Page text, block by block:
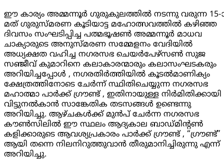
ഈ കാര്യം അമ്മന്നൂർ ഗുരുകുലത്തിൽ നടന്നു വരുന്ന 15-
മത് ഗുരുസ്മരണ കൂടിയാട്ട മഹോത്സവത്തിൽ കഴിഞ്ഞ
ദിവസം സംഘടിപ്പിച്ച പത്മഭൂഷൺ അമ്മന്നൂർ മാധവ
ചാക്യാരുടെ അനുസ്മരണ സമ്മേളനം വേദിയിൽ
അധ്യക്ഷത വഹിച്ച നഗരസഭ ചെയർപേഴ്സൺ സുജ
സഞ്ജീവ് കുമാറിനെ കലാകാരന്മാരും കലാസംഘടകരും
അറിയിച്ചപ്പോൾ , നഗരതിർത്തിയിൽ കൂടൽമാണിക്യം
ക്ഷേത്രത്തിനോടെ ചേർന്ന് സ്ഥിതിചെയ്യുന്ന നഗരസഭ
മഹാത്മാ പാർക്ക് ഗ്രൗണ്ട് , ഇതിനായുള്ള നിർമിതിക്കായി
വിട്ടുനൽകാൻ സാങ്കേതിക തടസങ്ങൾ ഉണ്ടെന്നു
അറിയിച്ചു. ആഴ്ചകൾക്ക് മുൻപ് ചേർന്ന നഗരസഭ
കൗൺസിലിൽ ഈ സ്ഥലം ആദ്യകാല ബാഡ്മിന്റൺ
കളിക്കാരുടെ ആവശ്യപ്രകാരം പാർക്ക് ഗ്രൗണ്ട് , “ഗ്രൗണ്ട്”
ആയി തന്നെ നിലനിറുത്തുവാൻ തീരുമാനിച്ചിരുന്നു എന്ന്
അറിയിച്ചു.